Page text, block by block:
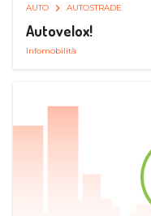
AUTO AUTOSTRADE
Autovelox!
Infomobilità